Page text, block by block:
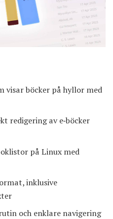
visar böcker på hyllor med
redigering av e‑böcker
på Linux med
inklusive
och enklare navigering